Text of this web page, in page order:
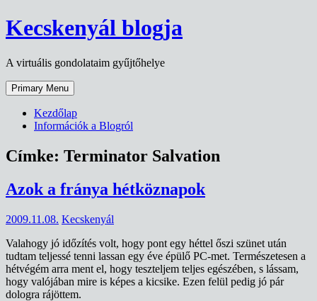
Skip
to
Kecskenyál blogja
A virtuális gondolataim gyűjtőhelye
Primary Menu
Kezdőlap
Információk a Blogról
Címke: Terminator Salvation
Azok a fránya hétköznapok
2009.11.08. Kecskenyál
Valahogy jó időzítés volt, hogy pont egy héttel őszi szünet után
tudtam teljessé tenni lassan egy éve épülő PC-met. Természetesen a
hétvégém arra ment el, hogy teszteljem teljes egészében, s lássam,
hogy valójában mire is képes a kicsike. Ezen felül pedig jó pár
dologra rájöttem.